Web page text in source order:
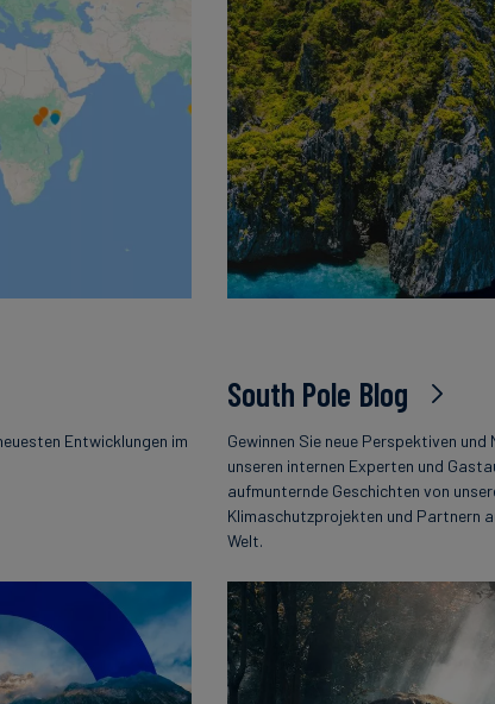
Entwicklungen im
South Pole Blog
Gewinnen Sie neue Perspektiven und
unseren internen Experten und
aufmunternde Geschichten von
Klimaschutzprojekten und Partnern
Welt.